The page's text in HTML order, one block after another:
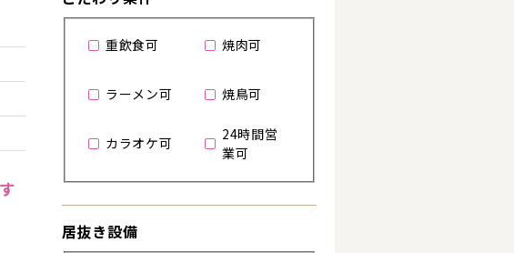
重飲食可 焼肉可
ラーメン可 焼鳥可
カラオケ可
24時間営
業可
居抜き設備